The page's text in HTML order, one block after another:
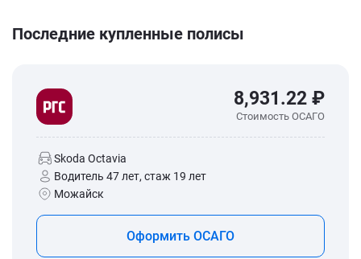
Последние купленные полисы
8,931.22 ₽
Стоимость ОСАГО
Skoda Octavia
Водитель 47 лет, стаж 19 лет
Можайск
Оформить ОСАГО